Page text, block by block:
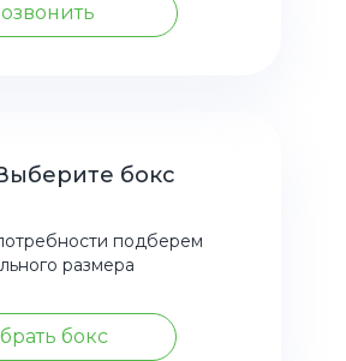
бокс
подберем
размера
бокс